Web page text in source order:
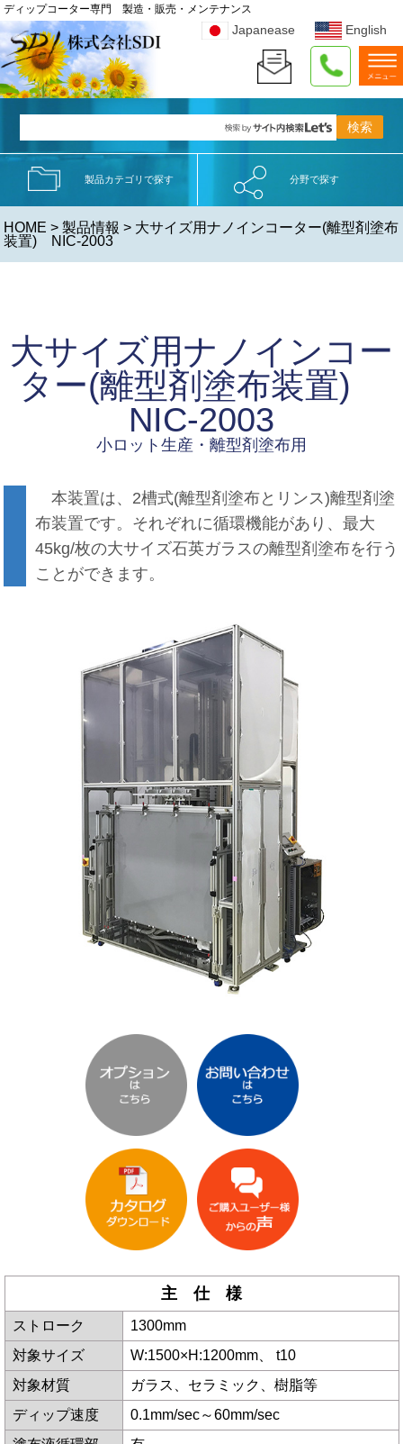
ディップコーター専門 製造・販売・メンテナンス
Japanease English
製品カテゴリで探す 分野で探す
HOME >製品情報 > 大サイズ用ナノインコーター(離型剤塗布
装置) NIC-2003
大サイズ用ナノインコー
ター(離型剤塗布装置)
NIC-2003
小ロット生産・離型剤塗布用
本装置は、2槽式(離型剤塗布とリンス)離型剤塗
布装置です。それぞれに循環機能があり、最大
45kg/枚の大サイズ石英ガラスの離型剤塗布を行う
ことができます。
主 仕 様
ストローク
1300mm
対象サイズ
W:1500×H:1200mm、 t10
対象材質
ガラス、セラミック、樹脂等
ディップ速度
0.1mm/sec～60mm/sec